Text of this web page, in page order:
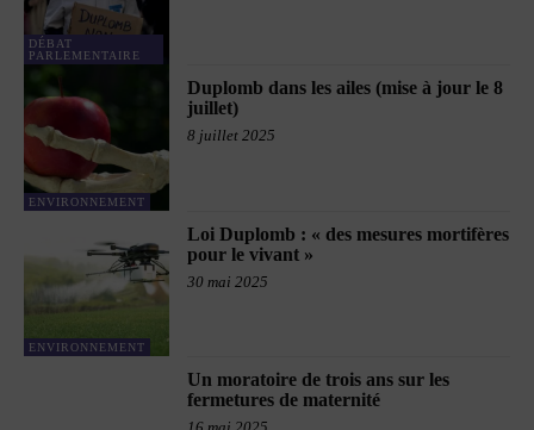
DÉBAT
PARLEMENTAIRE
ENVIRONNEMENT
Duplomb dans les ailes (mise à jour le 8
juillet)
8 juillet 2025
ENVIRONNEMENT
Loi Duplomb : « des mesures mortifères
pour le vivant »
30 mai 2025
Un moratoire de trois ans sur les
fermetures de maternité